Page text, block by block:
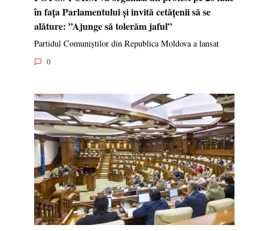
în fața Parlamentului și invită cetățenii să se
alăture: ”Ajunge să tolerăm jaful”
Partidul Comuniștilor din Republica Moldova a lansat
0